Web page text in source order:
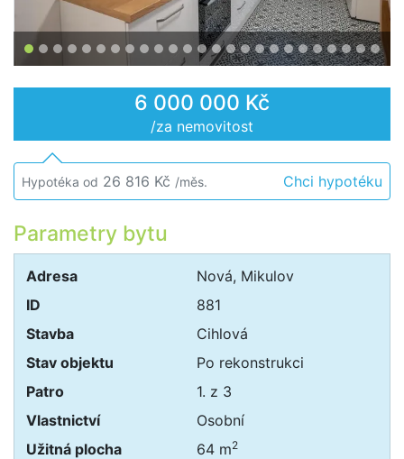
6 000 000 Kč
/za nemovitost
Hypotéka od 26 816 Kč /měs. Chci hypotéku
Parametry bytu
Adresa
Nová, Mikulov
ID
881
Stavba
Cihlová
Stav objektu
Po rekonstrukci
Patro
1. z 3
Vlastnictví
Osobní
Užitná plocha
64 m2